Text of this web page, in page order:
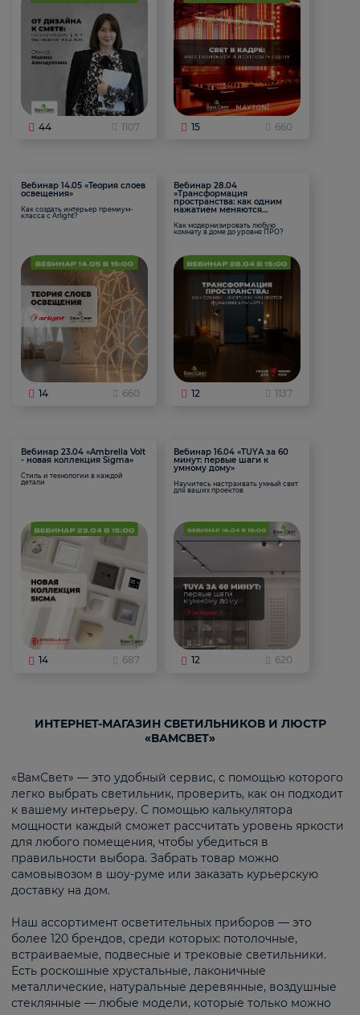
44 1107 15 660
Вебинар 14.05 «Теория слоев
освещения»
Как создать интерьер премиум-
класса с Arlight?
14 660
Вебинар 28.04
«Трансформация
пространства: как одним
нажатием меняются
Как модернизировать любую
комнату в доме до уровня ПРО?
12 1137
Вебинар 23.04 «Ambrella Volt
- новая коллекция Sigma»
Стиль и технологии в каждой
детали
14 687
Вебинар 16.04 «TUYA за 60
минут: первые шаги к
умному дому»
Научитесь настраивать умный свет
для ваших проектов
12 620
ИНТЕРНЕТ-МАГАЗИН СВЕТИЛЬНИКОВ И ЛЮСТР
«ВАМСВЕТ»
«ВамСвет» — это удобный сервис, с помощью которого
легко выбрать светильник, проверить, как он подходит
к вашему интерьеру. С помощью калькулятора
мощности каждый сможет рассчитать уровень яркости
для любого помещения, чтобы убедиться в
правильности выбора. Забрать товар можно
самовывозом в шоу-руме или заказать курьерскую
доставку на дом.
Наш ассортимент осветительных приборов — это
более 120 брендов, среди которых: потолочные,
встраиваемые, подвесные и трековые светильники.
Есть роскошные хрустальные, лаконичные
металлические, натуральные деревянные, воздушные
стеклянные — любые модели, которые только можно